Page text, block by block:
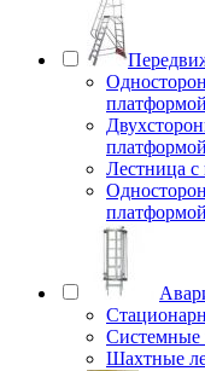
Лестница с
Системные
Шахтные